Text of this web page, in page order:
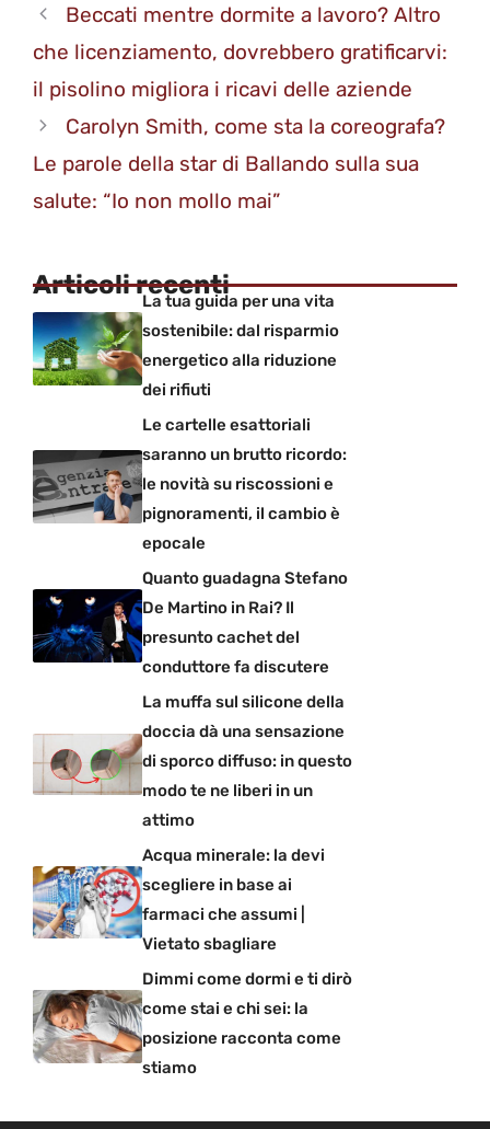
Beccati mentre dormite a lavoro? Altro
che licenziamento, dovrebbero gratificarvi:
il pisolino migliora i ricavi delle aziende
Carolyn Smith, come sta la coreografa?
Le parole della star di Ballando sulla sua
salute: “Io non mollo mai”
Articoli recenti
La tua guida per una vita
sostenibile: dal risparmio
energetico alla riduzione
dei rifiuti
Le cartelle esattoriali
saranno un brutto ricordo:
le novità su riscossioni e
pignoramenti, il cambio è
epocale
Quanto guadagna Stefano
De Martino in Rai? Il
presunto cachet del
conduttore fa discutere
La muffa sul silicone della
doccia dà una sensazione
di sporco diffuso: in questo
modo te ne liberi in un
attimo
Acqua minerale: la devi
scegliere in base ai
farmaci che assumi |
Vietato sbagliare
Dimmi come dormi e ti dirò
come stai e chi sei: la
posizione racconta come
stiamo